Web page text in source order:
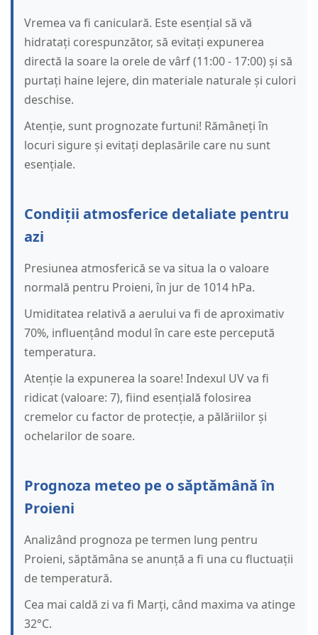
Vremea va fi caniculară. Este esențial să vă
hidratați corespunzător, să evitați expunerea
directă la soare la orele de vârf (11:00 - 17:00) și să
purtați haine lejere, din materiale naturale și culori
deschise.
Atenție, sunt prognozate furtuni! Rămâneți în
locuri sigure și evitați deplasările care nu sunt
esențiale.
Condiții atmosferice detaliate pentru
azi
Presiunea atmosferică se va situa la o valoare
normală pentru Proieni, în jur de 1014 hPa.
Umiditatea relativă a aerului va fi de aproximativ
70%, influențând modul în care este percepută
temperatura.
Atenție la expunerea la soare! Indexul UV va fi
ridicat (valoare: 7), fiind esențială folosirea
cremelor cu factor de protecție, a pălăriilor și
ochelarilor de soare.
Prognoza meteo pe o săptămână în
Proieni
Analizând prognoza pe termen lung pentru
Proieni, săptămâna se anunță a fi una cu fluctuații
de temperatură.
Cea mai caldă zi va fi Marți, când maxima va atinge
32°C.